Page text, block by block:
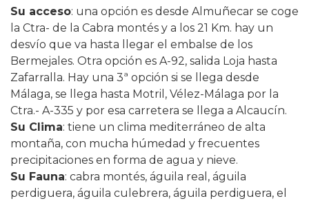
Su acceso: una opción es desde Almuñecar se coge
la Ctra- de la Cabra montés y a los 21 Km. hay un
desvío que va hasta llegar el embalse de los
Bermejales. Otra opción es A-92, salida Loja hasta
Zafarralla. Hay una 3ª opción si se llega desde
Málaga, se llega hasta Motril, Vélez-Málaga por la
Ctra.- A-335 y por esa carretera se llega a Alcaucín.
Su Clima: tiene un clima mediterráneo de alta
montaña, con mucha húmedad y frecuentes
precipitaciones en forma de agua y nieve.
Su Fauna: cabra montés, águila real, águila
perdiguera, águila culebrera, águila perdiguera, el